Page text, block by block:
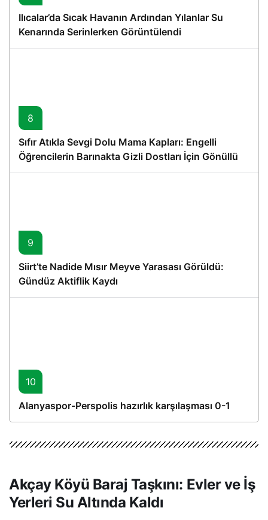
Ilıcalar’da Sıcak Havanın Ardından Yılanlar Su
Kenarında Serinlerken Görüntülendi
8
Sıfır Atıkla Sevgi Dolu Mama Kapları: Engelli
Öğrencilerin Barınakta Gizli Dostları İçin Gönüllü
Proje
9
Siirt’te Nadide Mısır Meyve Yarasası Görüldü:
Gündüz Aktiflik Kaydı
10
Alanyaspor-Perspolis hazırlık karşılaşması 0-1
Akçay Köyü Baraj Taşkını: Evler ve İş
Yerleri Su Altında Kaldı